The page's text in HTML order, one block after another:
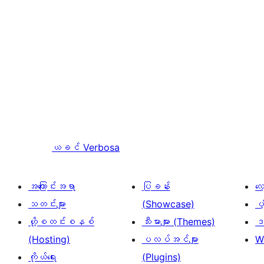
ယခင် Verbosa
အကြောင်းအရာ
သတင်းများ
ဟို့စတင်းစနစ်
(Hosting)
ကိုယ်ရေး
ပြခန်း
(Showcase)
သီးမားများ (Themes)
ပလပ်အင်များ
(Plugins)
လ